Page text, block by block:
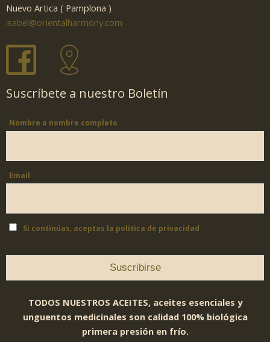
Nuevo Artica ( Pamplona )
isabel@orientalharmony.com
Suscríbete a nuestro Boletín
Nombre o nombre completo
Email
Si continúas, aceptas la política de privacidad
TODOS NUESTROS ACEITES, aceites esenciales y
unguentos medicinales son calidad 100% biológica
primera presión en frío.